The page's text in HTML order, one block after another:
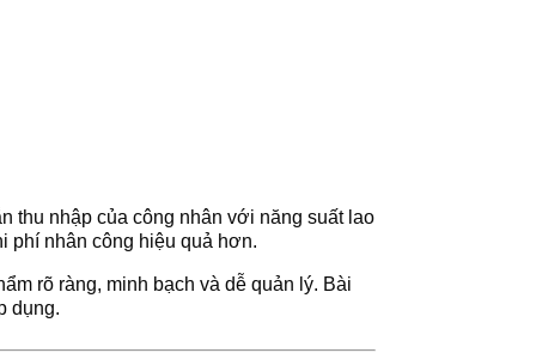
thu nhập của công nhân với năng suất lao
phí nhân công hiệu quả hơn.
rõ ràng, minh bạch và dễ quản lý. Bài
dụng.